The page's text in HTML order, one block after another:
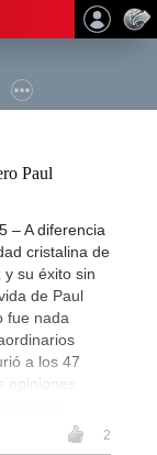
Paul
– A diferencia
cristalina de
y su éxito sin
de Paul
fue nada
a los 47
opiniones
2